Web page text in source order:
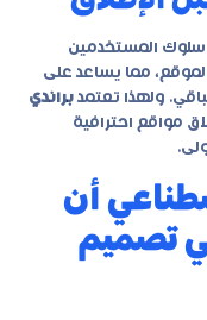
سلوك المستخدمين
مما يساعد على
ولهذا تعتمد براندي
مواقع احترافية
أن
تصميم